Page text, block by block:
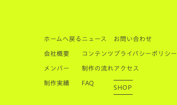
ホームへ戻る
会社概要
メンバー
制作実績
ニュース
コンテンツ
制作の流れ
FAQ
お問い合わせ
プライバシーポリシー
アクセス
SHOP